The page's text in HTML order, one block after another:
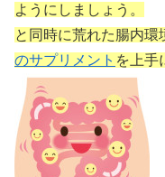
ようにしましょう。
と同時に荒れた腸内環
のサプリメント を上手